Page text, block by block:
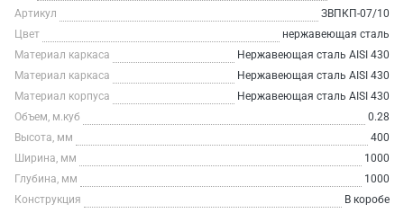
Артикул
ЗВПКП-07/10
Цвет
нержавеющая сталь
Материал каркаса
Нержавеющая сталь AISI 430
Материал каркаса
Нержавеющая сталь AISI 430
Материал корпуса
Нержавеющая сталь AISI 430
Объем, м.куб
0.28
Высота, мм
400
Ширина, мм
1000
Глубина, мм
1000
Конструкция
В коробе